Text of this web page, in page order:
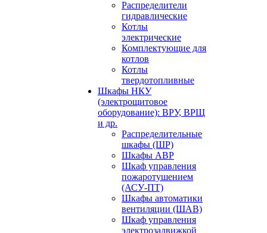
Распределители
гидравлические
Котлы
электрические
Комплектующие для
котлов
Котлы
твердотопливные
Шкафы НКУ
(электрощитовое
оборудование): ВРУ, ВРЩ
и др.
Распределительные
шкафы (ШР)
Шкафы АВР
Шкаф управления
пожаротушением
(АСУ-ПТ)
Шкафы автоматики
вентиляции (ШАВ)
Шкаф управления
электрозадвижкой